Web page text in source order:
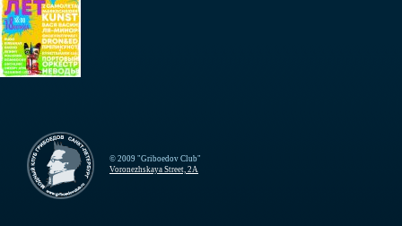
© 2009 "Griboedov Club"
Voronezhskaya Street, 2A